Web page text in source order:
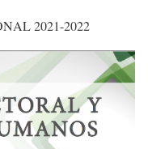
2021-2022